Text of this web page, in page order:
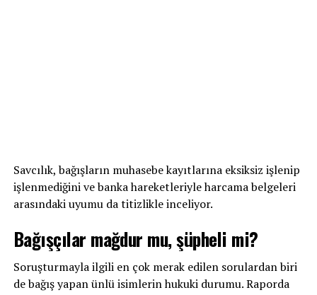
Savcılık, bağışların muhasebe kayıtlarına eksiksiz işlenip
işlenmediğini ve banka hareketleriyle harcama belgeleri
arasındaki uyumu da titizlikle inceliyor.
Bağışçılar mağdur mu, şüpheli mi?
Soruşturmayla ilgili en çok merak edilen sorulardan biri
de bağış yapan ünlü isimlerin hukuki durumu. Raporda